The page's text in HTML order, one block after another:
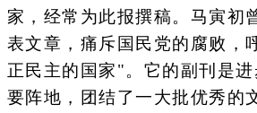
家，经常为此报撰稿。马寅初
表文章，痛斥国民党的腐败，
正民主的国家"。它的副刊是
要阵地，团结了一大批优秀的